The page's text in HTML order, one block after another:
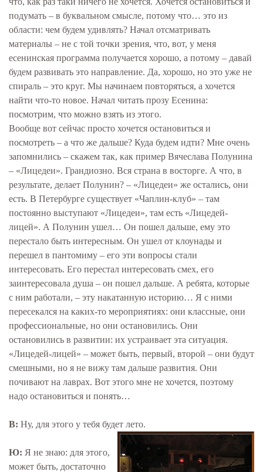
подумать – в буквальном смысле, потому что… это из
области: чем будем удивлять? Начал отсматривать
материалы – не с той точки зрения, что, вот, у меня
есенинская программа получается хорошо, а потому – давай
будем развивать это направление. Да, хорошо, но это уже не
спираль – это круг. Мы начинаем повторяться, а хочется
найти что-то новое. Начал читать прозу Есенина:
посмотрим, что можно взять из этого.
Вообще вот сейчас просто хочется остановиться и
посмотреть – а что же дальше? Куда будем идти? Мне очень
запомнились – скажем так, как пример Вячеслава Полунина
– «Лицедеи». Грандиозно. Вся страна в восторге. А что, в
результате, делает Полунин? – «Лицедеи» же остались, они
есть. В Петербурге существует «Чаплин-клуб» – там
постоянно выступают «Лицедеи», там есть «Лицедей-
лицей». А Полунин ушел… Он пошел дальше, ему это
перестало быть интересным. Он ушел от клоунады и
перешел в пантомиму – его эти вопросы стали
интересовать. Его перестал интересовать смех, его
заинтересовала душа – он пошел дальше. А ребята, которые
с ним работали, – эту накатанную историю… Я с ними
пересекался на каких-то мероприятиях: они классные, они
профессиональные, но они остановились. Они
остановились в развитии: их устраивает эта ситуация.
«Лицедей-лицей» – может быть, первый, второй – они будут
смешными, но я не вижу там дальше развития. Они
почивают на лаврах. Вот этого мне не хочется, поэтому
надо остановиться и понять…
В: Ну, для этого у тебя будет лето.
Ю: Я не знаю: для этого,
может быть, достаточно